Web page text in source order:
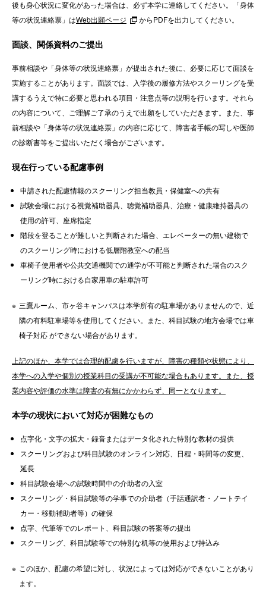
後も身心状況に変化があった場合は、必ず本学に連絡してください。「身体
等の状況連絡票」はWeb出願ページ からPDFを出力してください。
面談、関係資料のご提出
事前相談や「身体等の状況連絡票」が提出された後に、必要に応じて面談を
実施することがあります。面談では、入学後の履修方法やスクーリングを受
講するうえで特に必要と思われる項目・注意点等の説明を行います。それら
の内容について、ご理解ご了承のうえで出願をしていただきます。また、事
前相談や「身体等の状況連絡票」の内容に応じて、障害者手帳の写しや医師
の診断書等をご提出いただく場合がございます。
現在行っている配慮事例
申請された配慮情報のスクーリング担当教員・保健室への共有
試験会場における視覚補助器具、聴覚補助器具、治療・健康維持器具の
使用の許可、座席指定
階段を登ることが難しいと判断された場合、エレベーターの無い建物で
のスクーリング時における低層階教室への配当
車椅子使用者や公共交通機関での通学が不可能と判断された場合のスク
ーリング時における自家用車の駐車許可
三鷹ルーム、市ヶ谷キャンパスは本学所有の駐車場がありませんので、近
隣の有料駐車場等を使用してください。また、科目試験の地方会場では車
椅子対応 ができない場合があります。
上記のほか、本学では合理的配慮を行いますが、障害の種類や状態により、
本学への入学や個別の授業科目の受講が不可能な場合もあります。また、授
業内容や評価の水準は障害の有無にかかわらず、同一となります。
本学の現状において対応が困難なもの
点字化・文字の拡大・録音またはデータ化された特別な教材の提供
スクーリングおよび科目試験のオンライン対応、日程・時間等の変更、
延長
科目試験会場への試験時間中の介助者の入室
スクーリング・科目試験等の学事での介助者（手話通訳者・ノートテイ
カー・移動補助者等）の確保
点字、代筆等でのレポート、科目試験の答案等の提出
スクーリング、科目試験等での特別な机等の使用および持込み
このほか、配慮の希望に対し、状況によっては対応ができないことがあり
ます。